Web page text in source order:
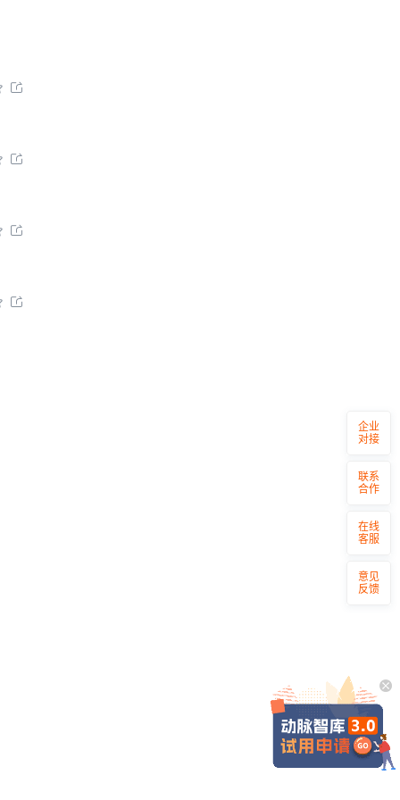




企业
对接
联系
合作
在线
客服
意见
反馈